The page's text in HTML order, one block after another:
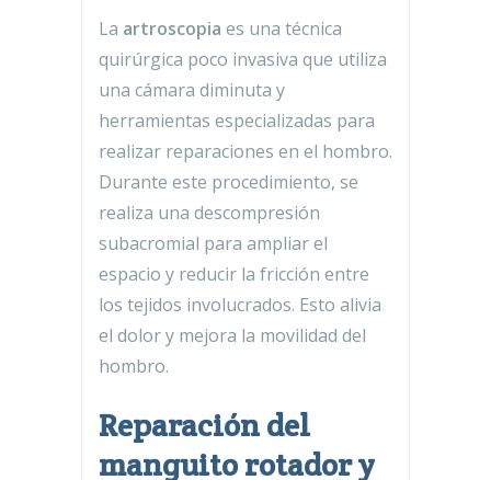
La artroscopia es una técnica
quirúrgica poco invasiva que utiliza
una cámara diminuta y
herramientas especializadas para
realizar reparaciones en el hombro.
Durante este procedimiento, se
realiza una descompresión
subacromial para ampliar el
espacio y reducir la fricción entre
los tejidos involucrados. Esto alivia
el dolor y mejora la movilidad del
hombro.
Reparación del
manguito rotador y